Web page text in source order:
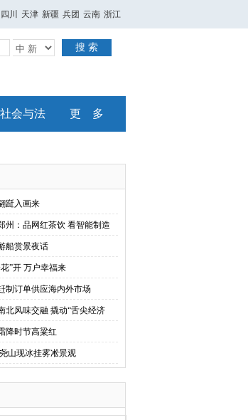
四川 天津 新疆 兵团 云南 浙江
搜 索
社会与法 更 多
跹入画来
州：品网红茶饮 看智能制造
船赏景夜话
”开 万户幸福来
制订单供应海内外市场
北风味交融 撬动“舌尖经济
降时节高粱红
山现冰挂雾凇景观